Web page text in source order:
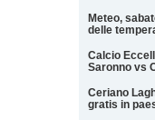
Meteo,
delle
Calcio
Saronno vs
Ceriano
gratis in